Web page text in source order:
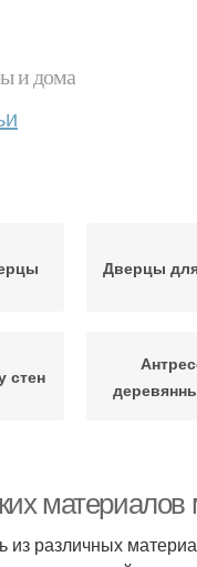
и дома
Дверцы
стен
различных